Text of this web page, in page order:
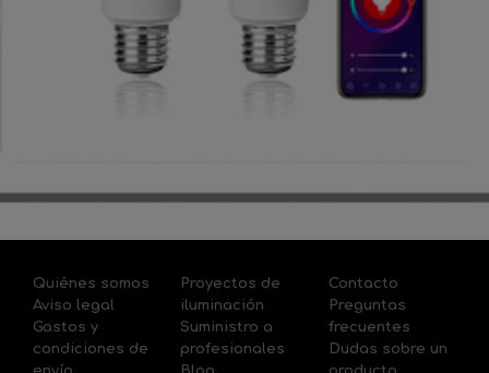
Quiénes somos
Aviso legal
Gastos y
condiciones de
Proyectos de
iluminación
Suministro a
profesionales
Contacto
Preguntas
frecuentes
Dudas sobre un